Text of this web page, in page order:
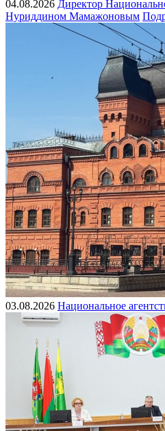
04.08.2026 Директор
Нуриддином Мамажоновым
03.08.2026 Национальное